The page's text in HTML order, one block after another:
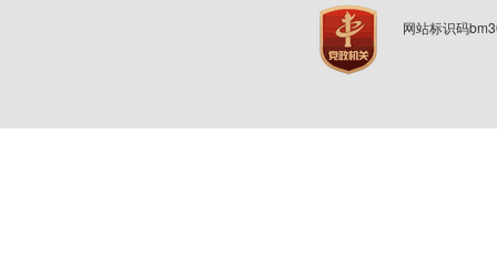
网站标识码